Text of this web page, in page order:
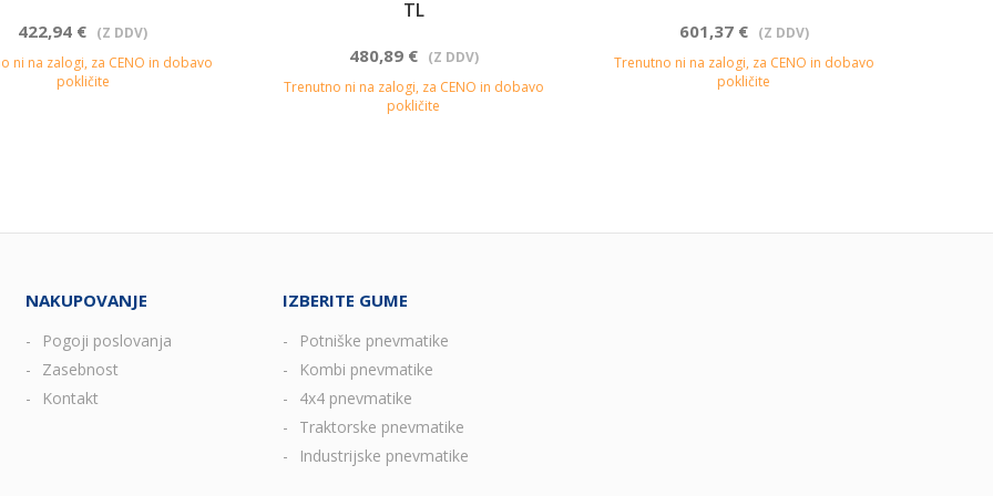
422,94 € (Z DDV)
ni na zalogi, za CENO in dobavo
pokličite
TL
480,89 €
(Z DDV)
Trenutno ni na zalogi, za CENO in dobavo
pokličite
601,37 € (Z DDV)
Trenutno ni na zalogi, za CENO in dobavo
pokličite
NAKUPOVANJE
Pogoji poslovanja
Zasebnost
Kontakt
IZBERITE GUME
Potniške pnevmatike
Kombi pnevmatike
4x4 pnevmatike
Traktorske pnevmatike
Industrijske pnevmatike